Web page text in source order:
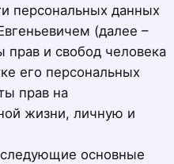
персональных данных
(далее –
и свобод человека
его персональных
прав на
жизни, личную и
основные